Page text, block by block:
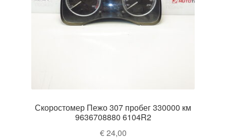
Скоростомер Пежо 307 пробег 330000 км
9636708880 6104R2
€24,00